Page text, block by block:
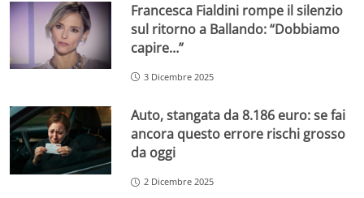
Francesca Fialdini rompe il silenzio
sul ritorno a Ballando: “Dobbiamo
capire…”
3 Dicembre 2025
Auto, stangata da 8.186 euro: se fai
ancora questo errore rischi grosso
da oggi
2 Dicembre 2025